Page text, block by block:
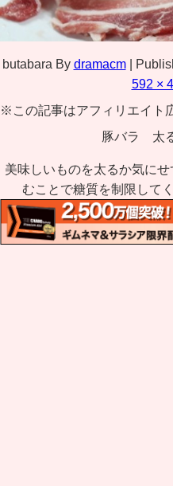
butabara By dramacm
592 ×
※この記事はアフィリエイト
豚バラ 太
美味しいものを太るか気に
むことで糖質を制限して